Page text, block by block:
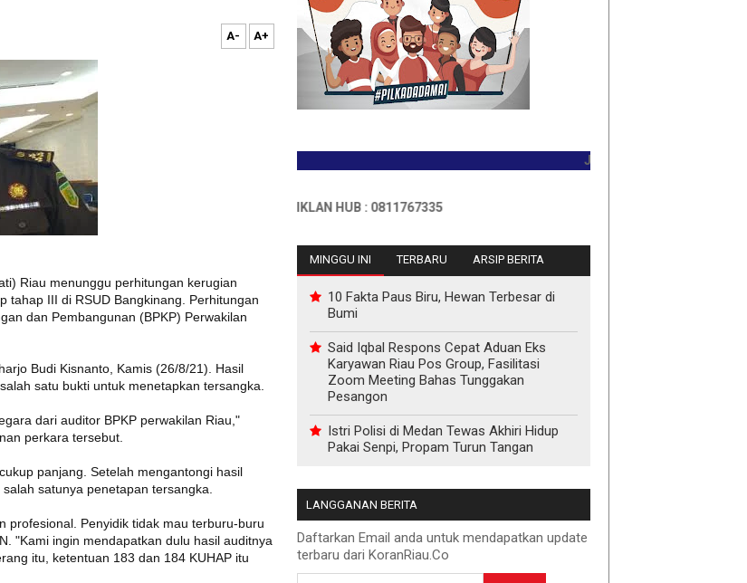
A- A+
Riau menunggu perhitungan kerugian
tahap III di RSUD Bangkinang. Perhitungan
dan Pembangunan (BPKP) Perwakilan
Budi Kisnanto, Kamis (26/8/21). Hasil
satu bukti untuk menetapkan tersangka.
dari auditor BPKP perwakilan Riau,"
perkara tersebut.
panjang. Setelah mengantongi hasil
satunya penetapan tersangka.
profesional. Penyidik tidak mau terburu-buru
"Kami ingin mendapatkan dulu hasil auditnya
itu, ketentuan 183 dan 184 KUHAP itu
JADILAH PEMBACA PERTAMA
INFO PEMASANGAN IKLAN HUB : 0811767335
MINGGU INI TERBARU ARSIP BERITA
10 Fakta Paus Biru, Hewan Terbesar di
Bumi
Said Iqbal Respons Cepat Aduan Eks
Karyawan Riau Pos Group, Fasilitasi
Zoom Meeting Bahas Tunggakan
Pesangon
Istri Polisi di Medan Tewas Akhiri Hidup
Pakai Senpi, Propam Turun Tangan
LANGGANAN BERITA
Daftarkan Email anda untuk mendapatkan update
terbaru dari KoranRiau.Co